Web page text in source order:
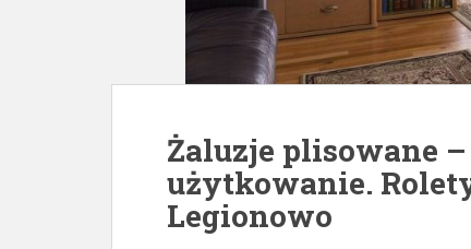
Żaluzje plisowane
użytkowanie.
Legionowo